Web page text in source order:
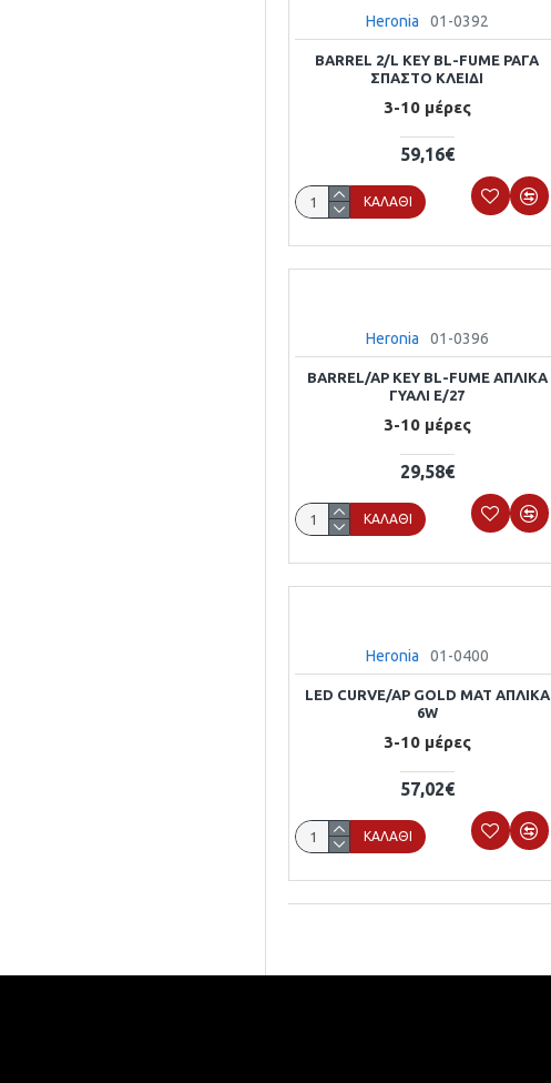
Heronia 01-0392
BARREL 2/L KEY BL-FUME ΡΑΓΑ
ΣΠΑΣΤΟ ΚΛΕΙΔΙ
3-10 μέρες
59,16€
ΚΑΛΆΘΙ
Heronia 01-0396
BARREL/AP KEY BL-FUME ΑΠΛΙΚΑ
ΓΥΑΛΙ E/27
3-10 μέρες
29,58€
ΚΑΛΆΘΙ
Heronia 01-0400
LED CURVE/AP GOLD MAT ΑΠΛΙΚΑ
6W
3-10 μέρες
57,02€
ΚΑΛΆΘΙ